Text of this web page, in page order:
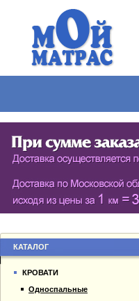
КАТАЛОГ
КРОВАТИ
Односпальные
Гарантии